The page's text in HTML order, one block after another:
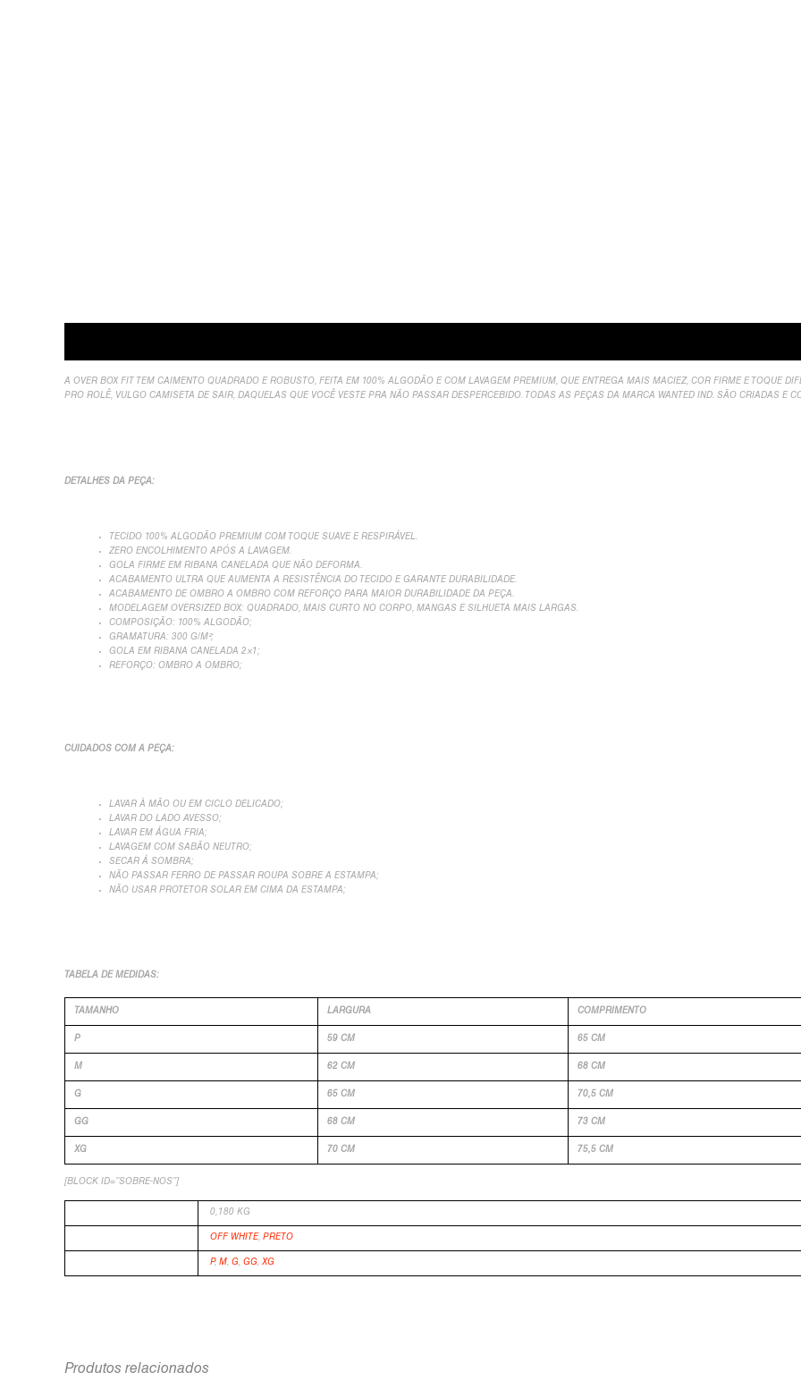
A OVER BOX FIT TEM CAIMENTO QUADRADO E ROBUSTO, FEITA EM 100% ALGODÃO E COM LAVAGEM PREMIUM, QUE ENTREGA MAIS MACIEZ, COR FIRME E TOQUE
PRO ROLÊ, VULGO CAMISETA DE SAIR, DAQUELAS QUE VOCÊ VESTE PRA NÃO PASSAR DESPERCEBIDO. TODAS AS PEÇAS DA MARCA WANTED IND. SÃO CRIADAS E
DETALHES DA PEÇA:
TECIDO 100% ALGODÃO PREMIUM COM TOQUE SUAVE E RESPIRÁVEL.
ZERO ENCOLHIMENTO APÓS A LAVAGEM.
GOLA FIRME EM RIBANA CANELADA QUE NÃO DEFORMA.
ACABAMENTO ULTRA QUE AUMENTA A RESISTÊNCIA DO TECIDO E GARANTE DURABILIDADE.
ACABAMENTO DE OMBRO A OMBRO COM REFORÇO PARA MAIOR DURABILIDADE DA PEÇA.
MODELAGEM OVERSIZED BOX: QUADRADO, MAIS CURTO NO CORPO, MANGAS E SILHUETA MAIS LARGAS.
COMPOSIÇÃO: 100% ALGODÃO;
GRAMATURA: 300 G/M²;
GOLA EM RIBANA CANELADA 2×1;
REFORÇO: OMBRO A OMBRO;
CUIDADOS COM A PEÇA:
LAVAR À MÃO OU EM CICLO DELICADO;
LAVAR DO LADO AVESSO;
LAVAR EM ÁGUA FRIA;
LAVAGEM COM SABÃO NEUTRO;
SECAR Á SOMBRA;
NÃO PASSAR FERRO DE PASSAR ROUPA SOBRE A ESTAMPA;
NÃO USAR PROTETOR SOLAR EM CIMA DA ESTAMPA;
TABELA DE MEDIDAS:
TAMANHO LARGURA COMPRIMENTO
P 59 CM 65 CM
M 62 CM 68 CM
G 65 CM 70,5 CM
GG 68 CM 73 CM
XG 70 CM 75,5 CM
[BLOCK ID=”SOBRE-NOS”]
0,180 KG
OFF WHITE,PRETO
P,M,G,GG,XG
Produtos relacionados